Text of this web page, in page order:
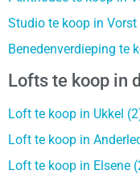
Studio te koop in Vorst
Benedenverdieping te
Lofts te koop in
Loft te koop in Ukkel
Loft te koop in
Loft te koop in Elsene